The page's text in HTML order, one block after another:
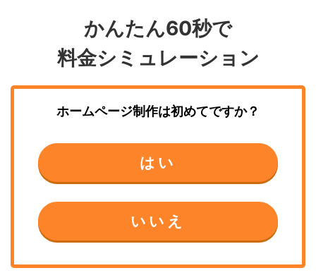
かんたん60秒で
料金シミュレーション
ホームページ制作は初めてですか？
はい
いいえ